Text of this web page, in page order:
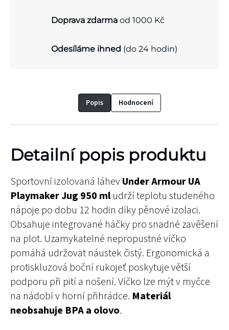
Doprava zdarma od 1000 Kč
Odesíláme ihned (do 24 hodin)
Popis Hodnocení
Detailní popis produktu
Sportovní izolovaná láhevUnder Armour UA
Playmaker Jug 950 mludrží teplotu studeného
nápoje po dobu 12 hodin díky pěnové izolaci.
Obsahuje integrované háčky pro snadné zavěšení
na plot. Uzamykatelné nepropustné víčko
pomáhá udržovat náustek čistý. Ergonomická a
protiskluzová boční rukojeť poskytuje větší
podporu při pití a nošení. Víčko lze mýt v myčce
na nádobí v horní přihrádce. Materiál
neobsahuje BPA a olovo.